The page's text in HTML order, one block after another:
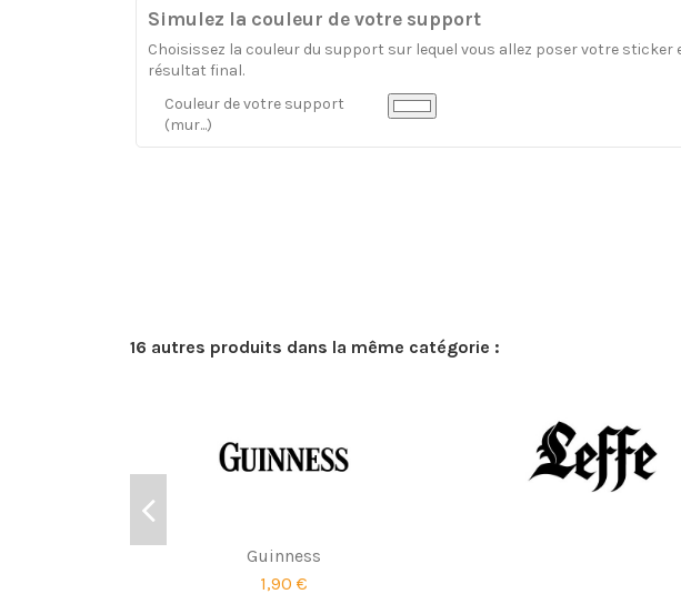
Simulez la couleur de votre support
Choisissez la couleur du support sur lequel vous allez poser votre sticker
résultat final.
Couleur de votre support
(mur...)
16 autres produits dans la même catégorie :
Guinness
1,90 €